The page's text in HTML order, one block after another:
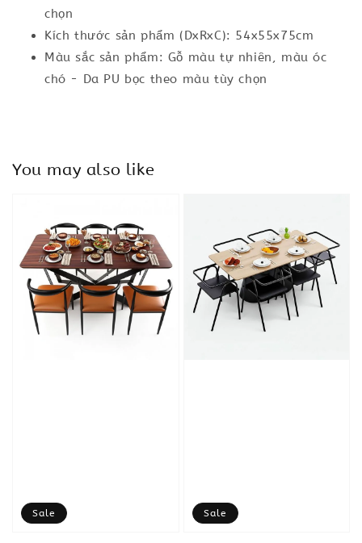
chọn
Kích thước sản phẩm (DxRxC): 54x55x75cm
Màu sắc sản phẩm: Gỗ màu tự nhiên, màu óc
chó - Da PU bọc theo màu tùy chọn
You may also like
Sale Sale